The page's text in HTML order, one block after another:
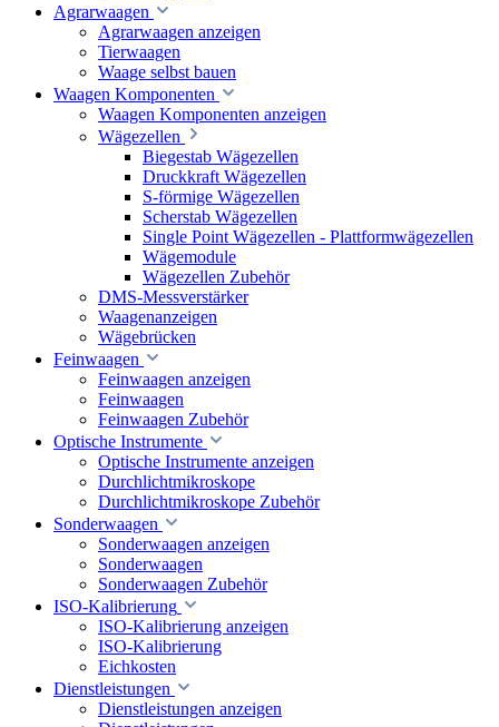
Agrarwaagen
Agrarwaagen anzeigen
Tierwaagen
Waage selbst bauen
Waagen Komponenten
Waagen Komponenten anzeigen
Wägezellen
Biegestab Wägezellen
Druckkraft Wägezellen
S-förmige Wägezellen
Scherstab Wägezellen
Single Point Wägezellen - Plattformwägezellen
Wägemodule
Wägezellen Zubehör
DMS-Messverstärker
Waagenanzeigen
Wägebrücken
Feinwaagen
Feinwaagen anzeigen
Feinwaagen
Feinwaagen Zubehör
Optische Instrumente
Optische Instrumente anzeigen
Durchlichtmikroskope
Durchlichtmikroskope Zubehör
Sonderwaagen
Sonderwaagen anzeigen
Sonderwaagen
Sonderwaagen Zubehör
ISO-Kalibrierung
ISO-Kalibrierung anzeigen
ISO-Kalibrierung
Eichkosten
Dienstleistungen
Dienstleistungen anzeigen